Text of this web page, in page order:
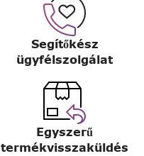
Segítőkész
ügyfélszolgálat
Egyszerű
termékvisszaküldés